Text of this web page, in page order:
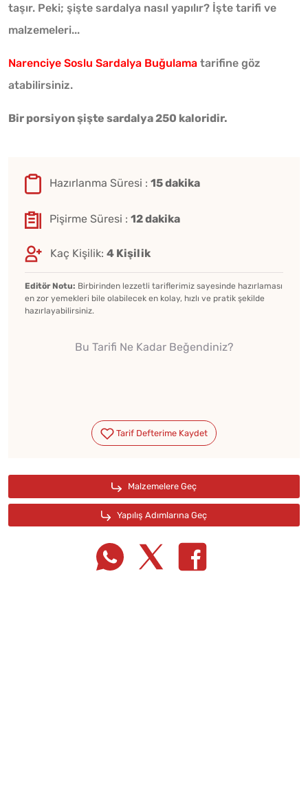
taşır. Peki; şişte sardalya nasıl yapılır? İşte tarifi ve
malzemeleri...
Narenciye Soslu Sardalya Buğulama tarifine göz
atabilirsiniz.
Bir porsiyon şişte sardalya 250 kaloridir.
Hazırlanma Süresi : 15 dakika
Pişirme Süresi : 12 dakika
Kaç Kişilik: 4 Kişilik
Editör Notu: Birbirinden lezzetli tariflerimiz sayesinde hazırlaması
en zor yemekleri bile olabilecek en kolay, hızlı ve pratik şekilde
hazırlayabilirsiniz.
Bu Tarifi Ne Kadar Beğendiniz?